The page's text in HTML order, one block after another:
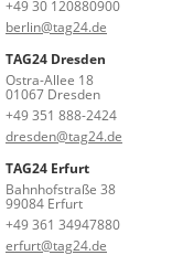
+49 30 120880900
berlin@tag24.de
TAG24 Dresden
Ostra-Allee 18
01067 Dresden
+49 351 888-2424
dresden@tag24.de
TAG24 Erfurt
Bahnhofstraße 38
99084 Erfurt
+49 361 34947880
erfurt@tag24.de